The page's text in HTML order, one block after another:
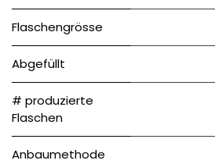
Flaschengrösse
Abgefüllt
# produzierte
Flaschen
Anbaumethode